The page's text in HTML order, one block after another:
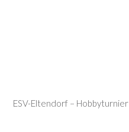
ESV-Eltendorf – Hobbyturnier